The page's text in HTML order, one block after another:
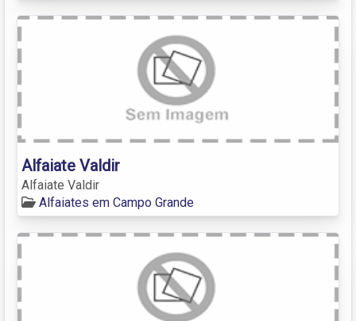
Alfaiate Valdir
Alfaiate Valdir
Alfaiates em Campo Grande